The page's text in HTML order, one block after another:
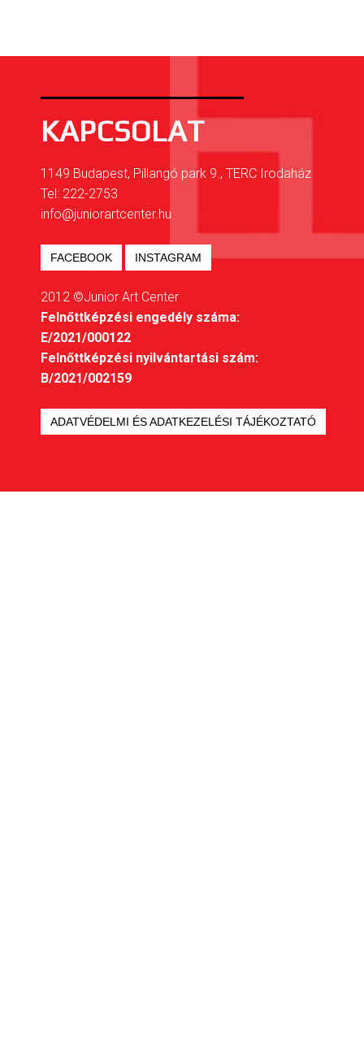
KAPCSOLAT
1149 Budapest, Pillangó park 9., TERC Irodaház
Tel: 222-2753
info@juniorartcenter.hu
FACEBOOK INSTAGRAM
2012 ©Junior Art Center
Felnőttképzési engedély száma:
E/2021/000122
Felnőttképzési nyilvántartási szám:
B/2021/002159
ADATVÉDELMI ÉS ADATKEZELÉSI TÁJÉKOZTATÓ